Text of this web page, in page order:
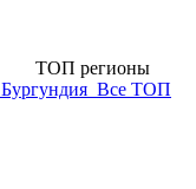
ТОП регионы
Бургундия Все ТОП